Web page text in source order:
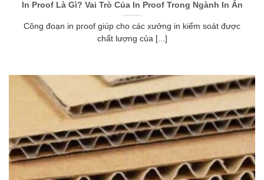
In Proof Là Gì? Vai Trò Của In Proof Trong Ngành In Ấn
Công đoạn in proof giúp cho các xưởng in kiểm soát được
chất lượng của [...]